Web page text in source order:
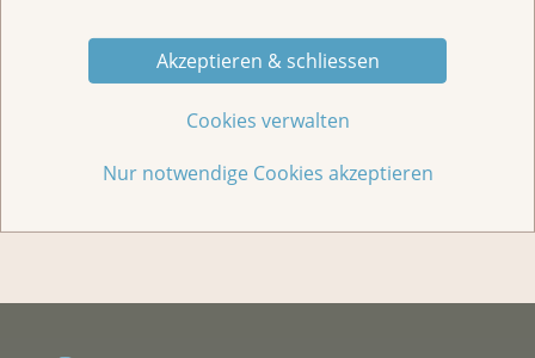
Akzeptieren & schliessen
Cookies verwalten
Nur notwendige Cookies akzeptieren
Über uns
Spenden
Jede Geschichte zählt